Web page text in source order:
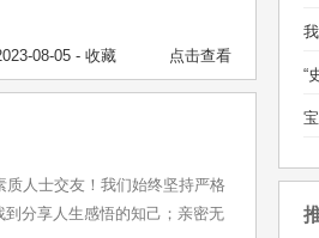
08-05 - 收藏 点击查看
人士交友！我们始终坚持严格
分享人生感悟的知己；亲密无